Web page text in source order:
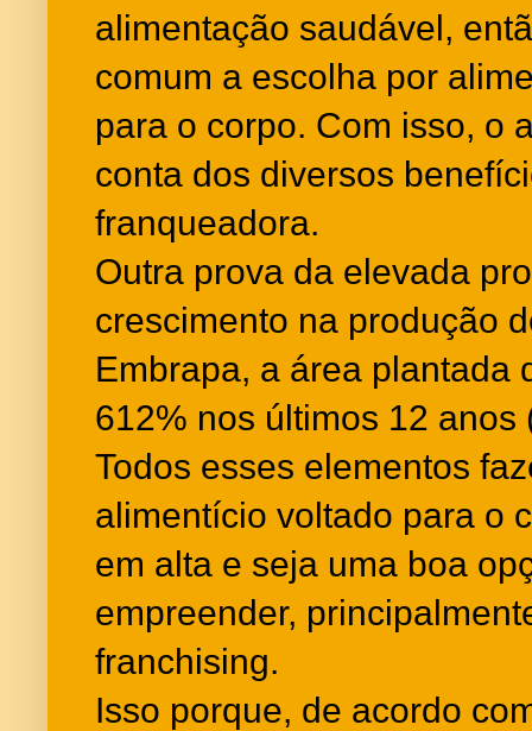
alimentação saudável,
comum a escolha por
para o corpo. Com isso, o
conta dos diversos
franqueadora.
Outra prova da elevada
crescimento na produção
Embrapa, a área plantada
612% nos últimos 12 anos
Todos esses elementos
alimentício voltado para o
em alta e seja uma boa
empreender,
franchising.
Isso porque, de acordo